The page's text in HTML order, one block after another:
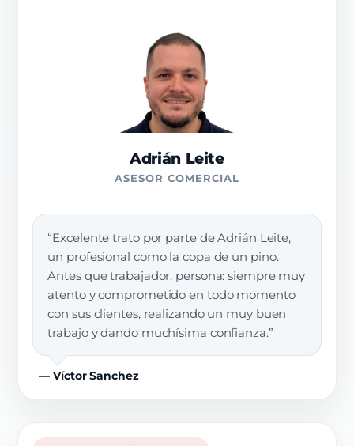
Adrián Leite
ASESOR COMERCIAL
“Excelente trato por parte de Adrián Leite,
un profesional como la copa de un pino.
Antes que trabajador, persona: siempre muy
atento y comprometido en todo momento
con sus clientes, realizando un muy buen
trabajo y dando muchísima confianza.”
— Víctor Sanchez